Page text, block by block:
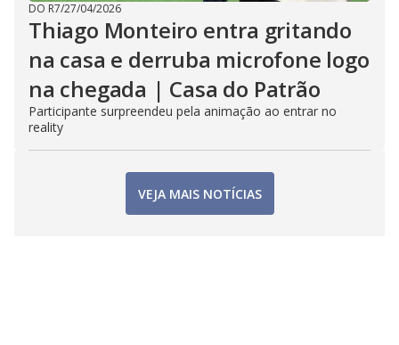
DO R7/27/04/2026
Thiago Monteiro entra gritando
na casa e derruba microfone logo
na chegada | Casa do Patrão
Participante surpreendeu pela animação ao entrar no
reality
VEJA MAIS NOTÍCIAS